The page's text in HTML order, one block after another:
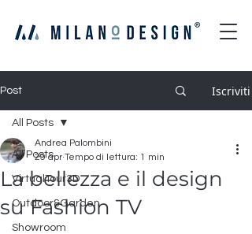
Post Iscriviti
All Posts
VirtualTour3D
Outdoor&Garden
Showroom
All Posts
La bellezza e il design
su Fashion TV
Andrea Palombini
29 apr Tempo di lettura: 1 min